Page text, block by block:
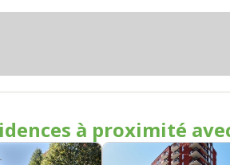
à proximité